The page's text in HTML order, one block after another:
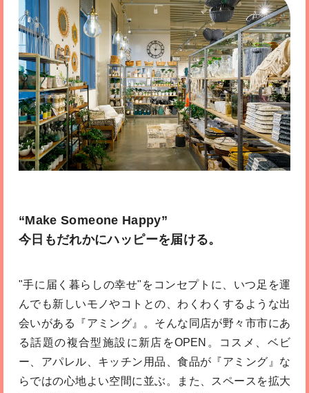
“Make Someone Happy”
今日もだれかにハッピーを届ける。
"手に届く暮らしの幸せ"をコンセプトに、いつ足を運
んでも新しいモノやコトとの、わくわくするような出
会いがある『アミング』。そんな同店が野々市市にあ
る話題の複合型施設に新店をOPEN。コスメ、ベビ
ー、アパレル、キッチン用品、食品が『アミング』な
らではの心地よい空間に並ぶ。また、スペースを拡大